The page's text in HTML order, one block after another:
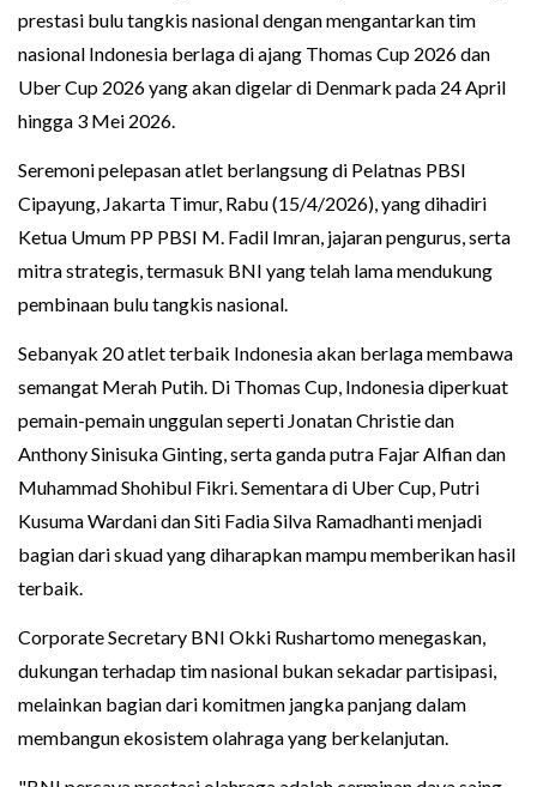
prestasi bulu tangkis nasional dengan mengantarkan tim
nasional Indonesia berlaga di ajang Thomas Cup 2026 dan
Uber Cup 2026 yang akan digelar di Denmark pada 24 April
hingga 3 Mei 2026.
Seremoni pelepasan atlet berlangsung di Pelatnas PBSI
Cipayung, Jakarta Timur, Rabu (15/4/2026), yang dihadiri
Ketua Umum PP PBSI M. Fadil Imran, jajaran pengurus, serta
mitra strategis, termasuk BNI yang telah lama mendukung
pembinaan bulu tangkis nasional.
Sebanyak 20 atlet terbaik Indonesia akan berlaga membawa
semangat Merah Putih. Di Thomas Cup, Indonesia diperkuat
pemain-pemain unggulan seperti Jonatan Christie dan
Anthony Sinisuka Ginting, serta ganda putra Fajar Alfian dan
Muhammad Shohibul Fikri. Sementara di Uber Cup, Putri
Kusuma Wardani dan Siti Fadia Silva Ramadhanti menjadi
bagian dari skuad yang diharapkan mampu memberikan hasil
terbaik.
Corporate Secretary BNI Okki Rushartomo menegaskan,
dukungan terhadap tim nasional bukan sekadar partisipasi,
melainkan bagian dari komitmen jangka panjang dalam
membangun ekosistem olahraga yang berkelanjutan.